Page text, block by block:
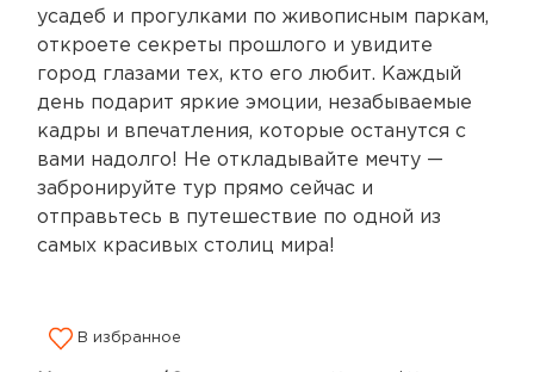
усадеб и прогулками по живописным паркам,
откроете секреты прошлого и увидите
город глазами тех, кто его любит. Каждый
день подарит яркие эмоции, незабываемые
кадры и впечатления, которые останутся с
вами надолго! Не откладывайте мечту —
забронируйте тур прямо сейчас и
отправьтесь в путешествие по одной из
самых красивых столиц мира!
В избранное